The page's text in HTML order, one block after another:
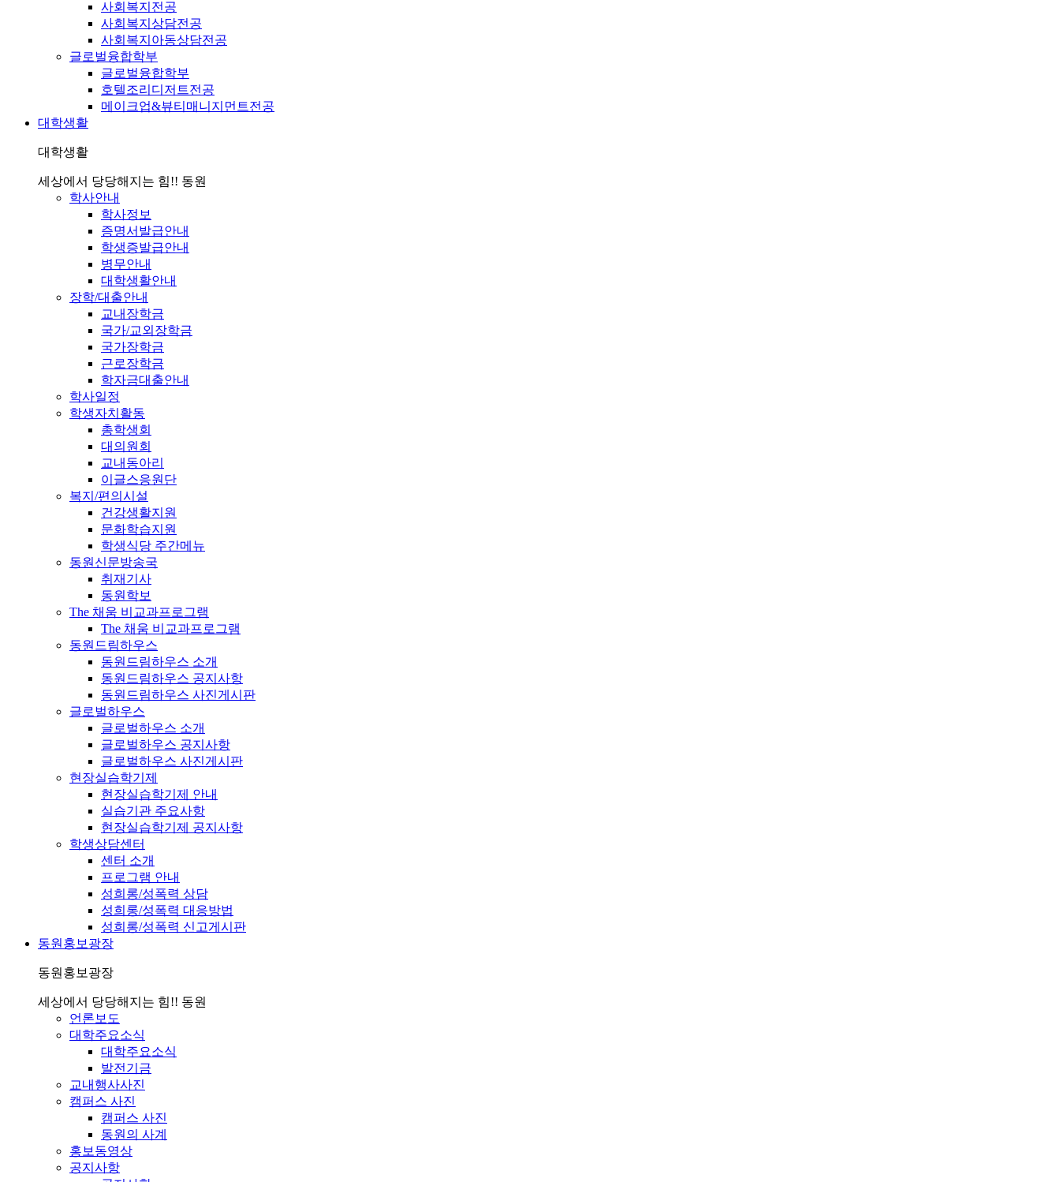
사회복지전공
사회복지상담전공
사회복지아동상담전공
글로벌융합학부
글로벌융합학부
호텔조리디저트전공
메이크업&뷰티매니지먼트전공
대학생활
대학생활
세상에서 당당해지는 힘!! 동원
학사안내
학사정보
증명서발급안내
학생증발급안내
병무안내
대학생활안내
장학/대출안내
교내장학금
국가/교외장학금
국가장학금
근로장학금
학자금대출안내
학사일정
학생자치활동
총학생회
대의원회
교내동아리
이글스응원단
복지/편의시설
건강생활지원
문화학습지원
학생식당 주간메뉴
동원신문방송국
취재기사
동원학보
The 채움 비교과프로그램
The 채움 비교과프로그램
동원드림하우스
동원드림하우스 소개
동원드림하우스 공지사항
동원드림하우스 사진게시판
글로벌하우스
글로벌하우스 소개
글로벌하우스 공지사항
글로벌하우스 사진게시판
현장실습학기제
현장실습학기제 안내
실습기관 주요사항
현장실습학기제 공지사항
학생상담센터
센터 소개
프로그램 안내
성희롱/성폭력 상담
성희롱/성폭력 대응방법
성희롱/성폭력 신고게시판
동원홍보광장
동원홍보광장
세상에서 당당해지는 힘!! 동원
언론보도
대학주요소식
대학주요소식
발전기금
교내행사사진
캠퍼스 사진
캠퍼스 사진
동원의 사계
홍보동영상
공지사항